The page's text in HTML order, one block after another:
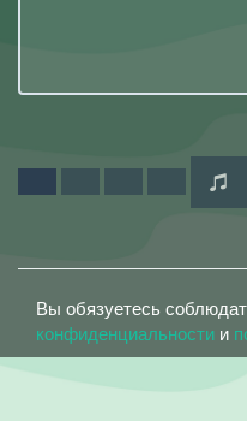
Вы обязуетесь
конфиденциальности и